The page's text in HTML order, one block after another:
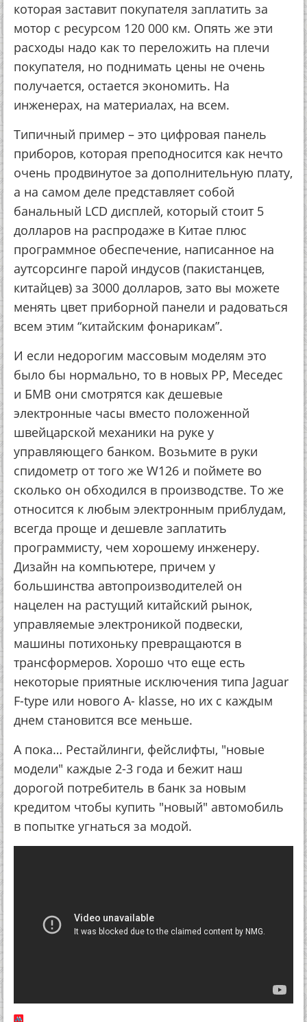
которая заставит покупателя заплатить за
мотор с ресурсом 120 000 км. Опять же эти
расходы надо как то переложить на плечи
покупателя, но поднимать цены не очень
получается, остается экономить. На
инженерах, на материалах, на всем.
Типичный пример – это цифровая панель
приборов, которая преподносится как нечто
очень продвинутое за дополнительную плату,
а на самом деле представляет собой
банальный LCD дисплей, который стоит 5
долларов на распродаже в Китае плюс
программное обеспечение, написанное на
аутсорсинге парой индусов (пакистанцев,
китайцев) за 3000 долларов, зато вы можете
менять цвет приборной панели и радоваться
всем этим “китайским фонарикам”.
И если недорогим массовым моделям это
было бы нормально, то в новых РР, Меседес
и БМВ они смотрятся как дешевые
электронные часы вместо положенной
швейцарской механики на руке у
управляющего банком. Возьмите в руки
спидометр от того же W126 и поймете во
сколько он обходился в производстве. То же
относится к любым электронным приблудам,
всегда проще и дешевле заплатить
программисту, чем хорошему инженеру.
Дизайн на компьютере, причем у
большинства автопроизводителей он
нацелен на растущий китайский рынок,
управляемые электроникой подвески,
машины потихоньку превращаются в
трансформеров. Хорошо что еще есть
некоторые приятные исключения типа Jaguar
F-type или нового А- klasse, но их с каждым
днем становится все меньше.
А пока… Рестайлинги, фейслифты, "новые
модели" каждые 2-3 года и бежит наш
дорогой потребитель в банк за новым
кредитом чтобы купить "новый" автомобиль
в попытке угнаться за модой.